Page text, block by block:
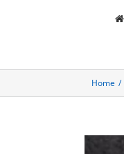
Home /